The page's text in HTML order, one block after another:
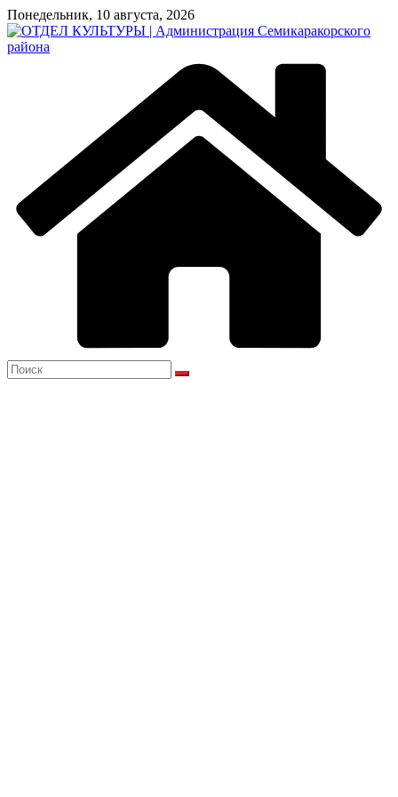
Перейти
к
содержимому
Понедельник, 10 августа, 2026